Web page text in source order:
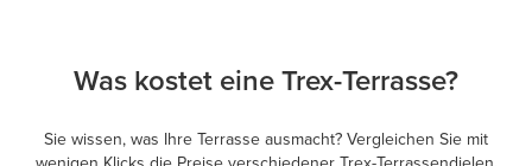
Was kostet eine Trex-Terrasse?
Sie wissen, was Ihre Terrasse ausmacht? Vergleichen Sie mit